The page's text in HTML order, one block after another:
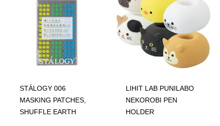
STÁLOGY 006
MASKING PATCHES,
SHUFFLE EARTH
LIHIT LAB PUNILABO
NEKOROBI PEN
HOLDER